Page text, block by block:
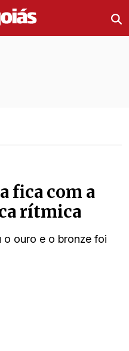
fica com a
rítmica
o ouro e o bronze foi